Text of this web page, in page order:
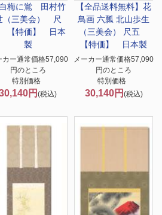
梅に鴬 田村竹
（三美会） 尺
【特価】 日本
製
カー通常価格57,090
円のところ
特別価格
円(税込)
【全品送料無料】花
鳥画 六瓢 北山歩生
（三美会） 尺五
【特価】 日本製
メーカー通常価格57,090
円のところ
特別価格
30,140円 (税込)